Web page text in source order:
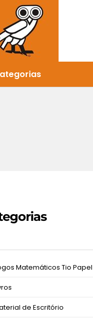
Matemáticos Tio Papel
de Escritório